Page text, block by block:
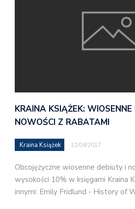
KRAINA KSIĄŻEK: WIOSENNE
NOWOŚCI Z RABATAMI
Kraina Książek 12/04/2017
Obcojęzyczne wiosenne debiuty i
wysokości 10% w księgarni Kraina
innymi: Emily Fridlund - History of